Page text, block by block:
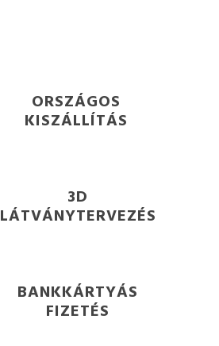
ORSZÁGOS
KISZÁLLÍTÁS
3D
LÁTVÁNYTERVEZÉS
BANKKÁRTYÁS
FIZETÉS